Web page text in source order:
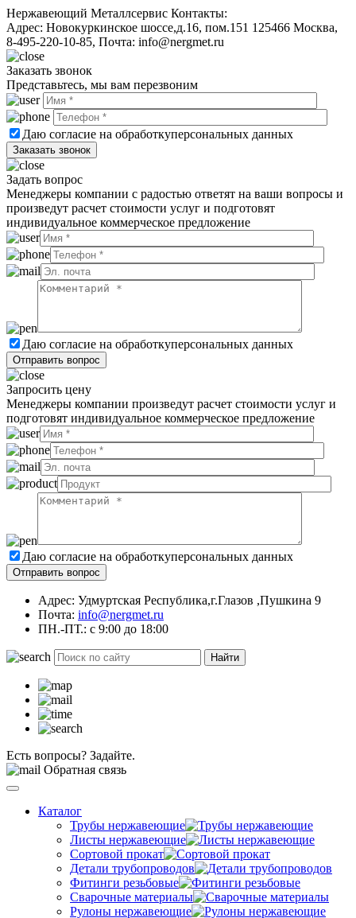
Нержавеющий Металлсервис Контакты:
Адрес: Новокуркинское шоссе,д.16, пом.151 125466 Москва,
8-495-220-10-85, Почта: info@nergmet.ru
Заказать звонок
Представьтесь, мы вам перезвоним
Даю согласие на обработкуперсональных данных
Задать вопрос
Менеджеры компании с радостью ответят на ваши вопросы и
произведут расчет стоимости услуг и подготовят
индивидуальное коммерческое предложение
Даю согласие на обработкуперсональных данных
Запросить цену
Менеджеры компании произведут расчет стоимости услуг и
подготовят индивидуальное коммерческое предложение
Даю согласие на обработкуперсональных данных
Адрес: Удмуртская Республика,г.Глазов ,Пушкина 9
Почта: info@nergmet.ru
ПН.-ПТ.: с 9:00 до 18:00
Найти
Есть вопросы? Задайте.
Обратная связь
Каталог
Трубы нержавеющие
Листы нержавеющие
Сортовой прокат
Детали трубопроводов
Фитинги резьбовые
Сварочные материалы
Рулоны нержавеющие